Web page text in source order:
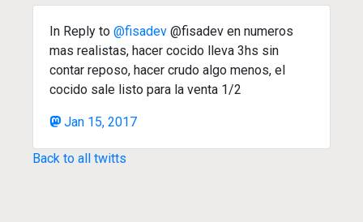
In Reply to @fisadev @fisadev en numeros
mas realistas, hacer cocido lleva 3hs sin
contar reposo, hacer crudo algo menos, el
cocido sale listo para la venta 1/2
Jan 15, 2017
Back to all twitts